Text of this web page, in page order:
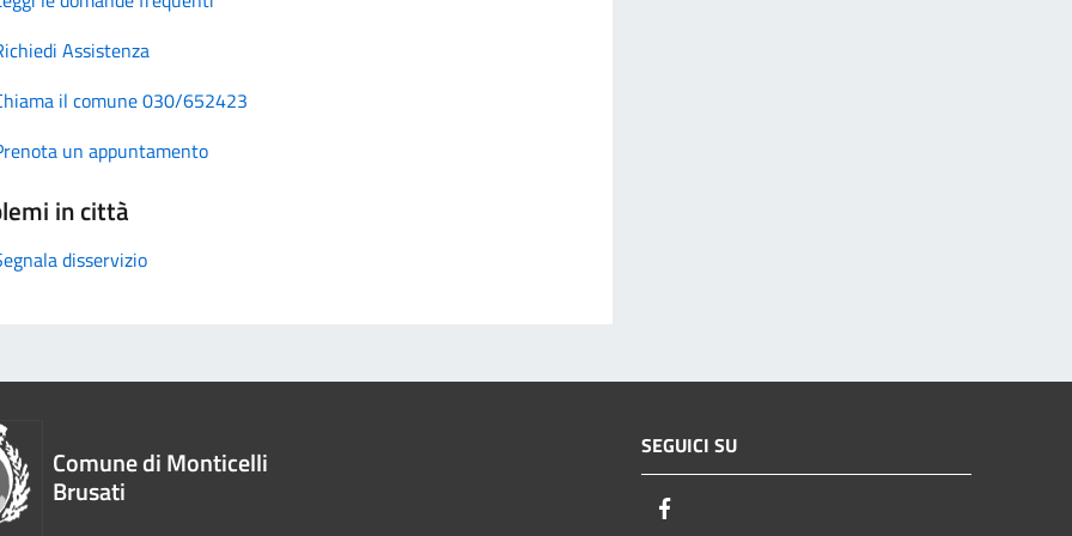
Assistenza
il comune 030/652423
un appuntamento
in città
disservizio
Comune di Monticelli
Brusati
SEGUICI SU